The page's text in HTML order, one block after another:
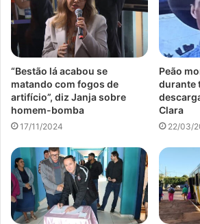
“Bestão lá acabou se
matando com fogos de
artifício”, diz Janja sobre
homem-bomba
17/11/2024
Peão
durante
Clara
22/03/